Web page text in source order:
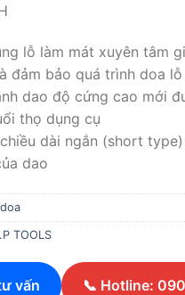
lỗ làm mát xuyên tâm
đảm bảo quá trình doa
dao độ cứng cao mới
thọ dụng cụ
dài ngắn (short
dao
TOOLS
vấn 📞 Hotline: